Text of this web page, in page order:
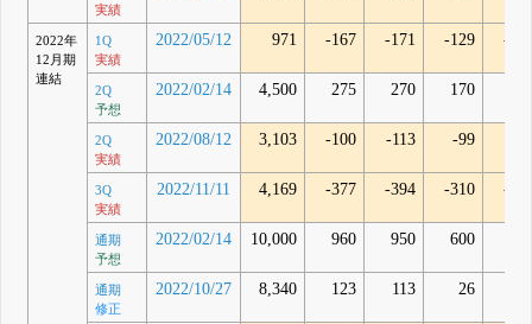
実績
2022年
12月期
連結
1Q
実績
2022/05/12 971 -167 -171 -129 -
2Q
予想
2022/02/14 4,500 275 270 170
2Q
実績
2022/08/12 3,103 -100 -113 -99
3Q
実績
2022/11/11 4,169 -377 -394 -310 -
通期
予想
2022/02/14 10,000 960 950 600
通期
修正
2022/10/27 8,340 123 113 26